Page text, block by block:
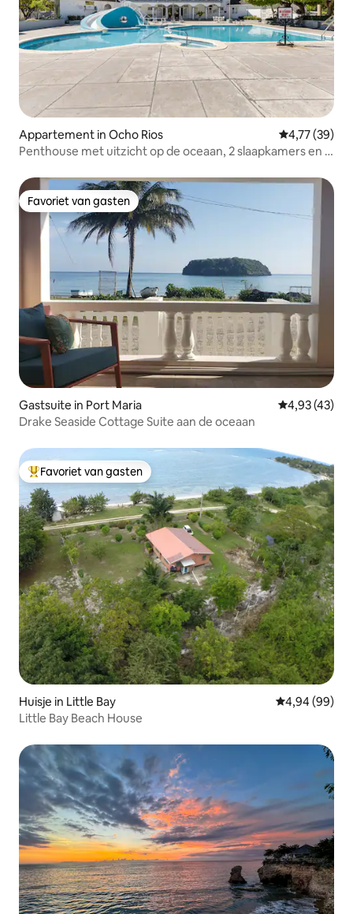
Appartement in Ocho Rios Gemiddelde
4,77 (39)
Penthouse met uitzicht op de oceaan, 2 slaapkamers en 2
Favoriet van gasten
Favoriet van gasten
Gastsuite in Port Maria Gemiddelde
4,93 (43)
Drake Seaside Cottage Suite aan de oceaan
Topfavoriet van gasten
Favoriet van gasten
Huisje in Little Bay Gemiddelde
4,94 (99)
Little Bay Beach House